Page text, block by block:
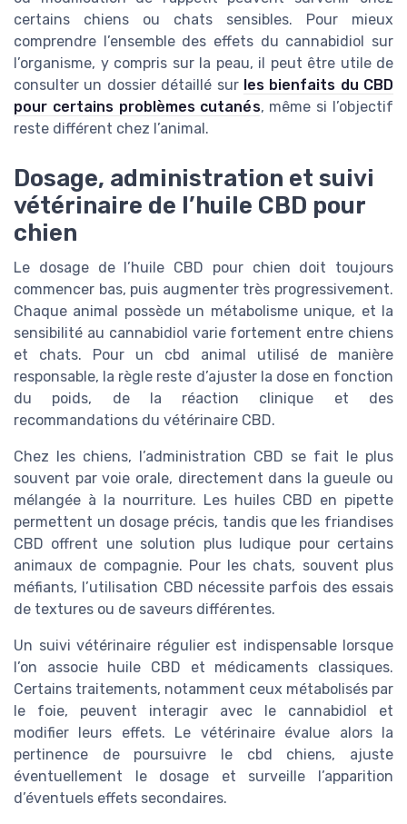
certains chiens ou chats sensibles. Pour mieux
comprendre l’ensemble des effets du cannabidiol sur
l’organisme, y compris sur la peau, il peut être utile de
consulter un dossier détaillé sur les bienfaits du CBD
pour certains problèmes cutanés, même si l’objectif
reste différent chez l’animal.
Dosage, administration et suivi
vétérinaire de l’huile CBD pour
chien
Le dosage de l’huile CBD pour chien doit toujours
commencer bas, puis augmenter très progressivement.
Chaque animal possède un métabolisme unique, et la
sensibilité au cannabidiol varie fortement entre chiens
et chats. Pour un cbd animal utilisé de manière
responsable, la règle reste d’ajuster la dose en fonction
du poids, de la réaction clinique et des
recommandations du vétérinaire CBD.
Chez les chiens, l’administration CBD se fait le plus
souvent par voie orale, directement dans la gueule ou
mélangée à la nourriture. Les huiles CBD en pipette
permettent un dosage précis, tandis que les friandises
CBD offrent une solution plus ludique pour certains
animaux de compagnie. Pour les chats, souvent plus
méfiants, l’utilisation CBD nécessite parfois des essais
de textures ou de saveurs différentes.
Un suivi vétérinaire régulier est indispensable lorsque
l’on associe huile CBD et médicaments classiques.
Certains traitements, notamment ceux métabolisés par
le foie, peuvent interagir avec le cannabidiol et
modifier leurs effets. Le vétérinaire évalue alors la
pertinence de poursuivre le cbd chiens, ajuste
éventuellement le dosage et surveille l’apparition
d’éventuels effets secondaires.